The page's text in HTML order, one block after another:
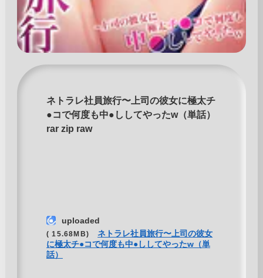
ネトラレ社員旅行〜上司の彼女に極太チ
●コで何度も中●ししてやったw（単話）
rar zip raw
uploaded
( 15.68MB)
ネトラレ社員旅行〜上司の彼女
に極太チ●コで何度も中●ししてやったw（単
話）